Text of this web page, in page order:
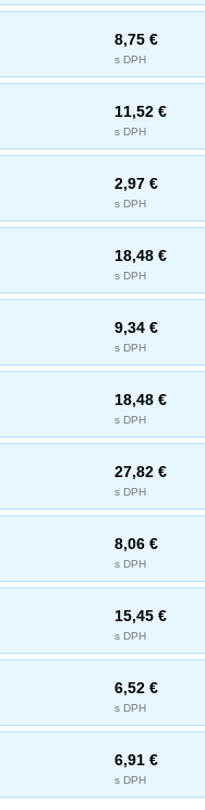
8,75 €
s DPH
11,52 €
s DPH
2,97 €
s DPH
18,48 €
s DPH
9,34 €
s DPH
18,48 €
s DPH
27,82 €
s DPH
8,06 €
s DPH
15,45 €
s DPH
6,52 €
s DPH
6,91 €
s DPH